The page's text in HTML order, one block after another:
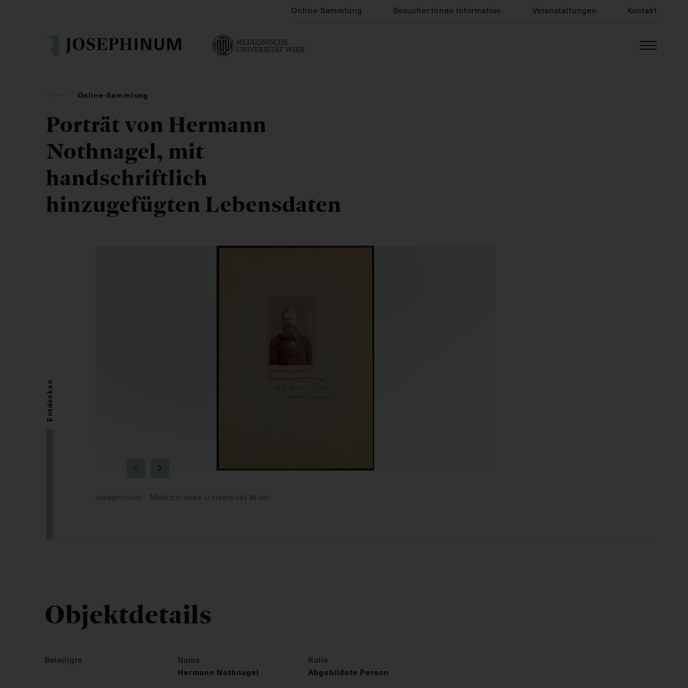
Online-Sammlung Besucher:innen Information Veranstaltungen Kontakt
Online-Sammlung
Porträt von Hermann
Nothnagel, mit
handschriftlich
hinzugefügten Lebensdaten
Josephinum - Medizinische Universität Wien
Entdecken
Objektdetails
Beteiligte Name Rolle
Hermann Nothnagel
Abgebildete Person